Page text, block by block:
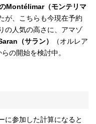
Montélimar（モンテリマ
が、こちらも今現在予約
の人気の高さに、アマゾ
（サラン）
（オルレア
の開始を検討中。
に参加した計算になると